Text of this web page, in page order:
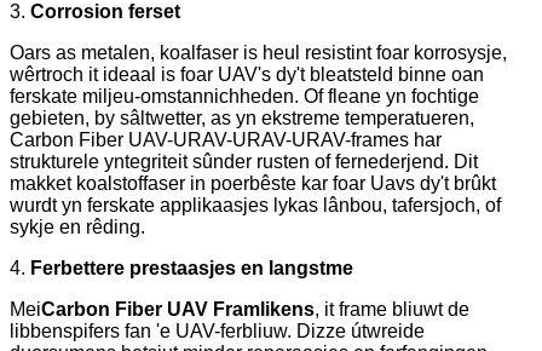
3. Corrosion ferset
Oars as metalen, koalfaser is heul resistint foar korrosysje,
wêrtroch it ideaal is foar UAV's dy't bleatsteld binne oan
ferskate miljeu-omstannichheden. Of fleane yn fochtige
gebieten, by sâltwetter, as yn ekstreme temperatueren,
Carbon Fiber UAV-URAV-URAV-URAV-frames har
strukturele yntegriteit sûnder rusten of fernederjend. Dit
makket koalstoffaser in poerbêste kar foar Uavs dy't brûkt
wurdt yn ferskate applikaasjes lykas lânbou, tafersjoch, of
sykje en rêding.
4. Ferbettere prestaasjes en langstme
MeiCarbon Fiber UAV Framlikens, it frame bliuwt de
libbenspifers fan 'e UAV-ferbliuw. Dizze útwreide